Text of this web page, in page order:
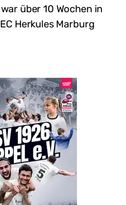
war über 10 Wochen in
EC Herkules Marburg